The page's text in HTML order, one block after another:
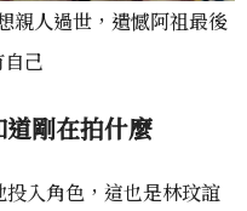
親人過世，遺憾阿祖最後
己
剛在拍什麼
入角色，這也是林玟誼